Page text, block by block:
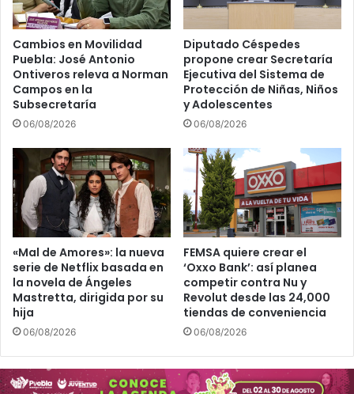
Cambios en Movilidad
Puebla: José Antonio
Ontiveros releva a Norman
Campos en la
Subsecretaría
06/08/2026
Diputado Céspedes
propone crear Secretaría
Ejecutiva del Sistema de
Protección de Niñas, Niños
y Adolescentes
06/08/2026
«Mal de Amores»: la nueva
serie de Netflix basada en
la novela de Ángeles
Mastretta, dirigida por su
hija
06/08/2026
FEMSA quiere crear el
‘Oxxo Bank’: así planea
competir contra Nu y
Revolut desde las 24,000
tiendas de conveniencia
06/08/2026